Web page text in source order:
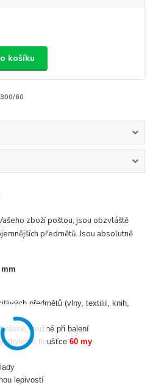
košíku
60
zboží poštou, jsou obzvláště
předmětů. Jsou absolutně
mm
předmětů (vlny, textilií, knih,
pružné při balení
o tloušťce60 my
lepivostí